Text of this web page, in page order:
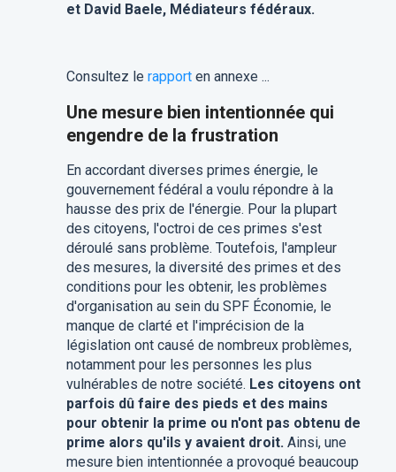
et David Baele, Médiateurs fédéraux.
Consultez le rapport en annexe ...
Une mesure bien intentionnée qui
engendre de la frustration
En accordant diverses primes énergie, le
gouvernement fédéral a voulu répondre à la
hausse des prix de l'énergie. Pour la plupart
des citoyens, l'octroi de ces primes s'est
déroulé sans problème. Toutefois, l'ampleur
des mesures, la diversité des primes et des
conditions pour les obtenir, les problèmes
d'organisation au sein du SPF Économie, le
manque de clarté et l'imprécision de la
législation ont causé de nombreux problèmes,
notamment pour les personnes les plus
vulnérables de notre société. Les citoyens ont
parfois dû faire des pieds et des mains
pour obtenir la prime ou n'ont pas obtenu de
prime alors qu'ils y avaient droit. Ainsi, une
mesure bien intentionnée a provoqué beaucoup